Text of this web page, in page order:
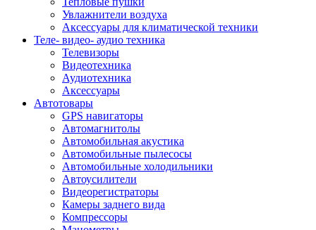
Увлажнители воздуха
Аксессуары для климатической техники
Теле- видео- аудио техника
Телевизоры
Видеотехника
Аудиотехника
Аксессуары
Автотовары
GPS навигаторы
Автомагнитолы
Автомобильная акустика
Автомобильные пылесосы
Автомобильные холодильники
Автоусилители
Видеорегистраторы
Камеры заднего вида
Компрессоры